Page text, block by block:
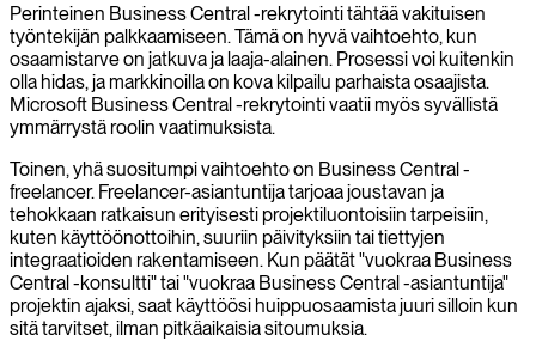
Perinteinen Business Central -rekrytointi tähtää vakituisen
työntekijän palkkaamiseen. Tämä on hyvä vaihtoehto, kun
osaamistarve on jatkuva ja laaja-alainen. Prosessi voi kuitenkin
olla hidas, ja markkinoilla on kova kilpailu parhaista osaajista.
Microsoft Business Central -rekrytointi vaatii myös syvällistä
ymmärrystä roolin vaatimuksista.
Toinen, yhä suositumpi vaihtoehto on Business Central -
freelancer. Freelancer-asiantuntija tarjoaa joustavan ja
tehokkaan ratkaisun erityisesti projektiluontoisiin tarpeisiin,
kuten käyttöönottoihin, suuriin päivityksiin tai tiettyjen
integraatioiden rakentamiseen. Kun päätät "vuokraa Business
Central -konsultti" tai "vuokraa Business Central -asiantuntija"
projektin ajaksi, saat käyttöösi huippuosaamista juuri silloin kun
sitä tarvitset, ilman pitkäaikaisia sitoumuksia.